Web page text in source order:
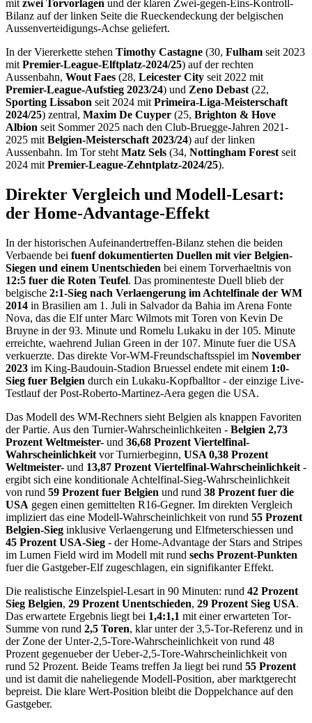
mit zwei Torvorlagen und der klaren Zwei-gegen-Eins-Kontroll-
Bilanz auf der linken Seite die Rueckendeckung der belgischen
Aussenverteidigungs-Achse geliefert.
In der Viererkette stehen Timothy Castagne (30, Fulham seit 2023
mit Premier-League-Elftplatz-2024/25) auf der rechten
Aussenbahn, Wout Faes (28, Leicester City seit 2022 mit
Premier-League-Aufstieg 2023/24) und Zeno Debast (22,
Sporting Lissabon seit 2024 mit Primeira-Liga-Meisterschaft
2024/25) zentral, Maxim De Cuyper (25, Brighton & Hove
Albion seit Sommer 2025 nach den Club-Bruegge-Jahren 2021-
2025 mit Belgien-Meisterschaft 2023/24) auf der linken
Aussenbahn. Im Tor steht Matz Sels (34, Nottingham Forest seit
2024 mit Premier-League-Zehntplatz-2024/25).
Direkter Vergleich und Modell-Lesart:
der Home-Advantage-Effekt
In der historischen Aufeinandertreffen-Bilanz stehen die beiden
Verbaende bei fuenf dokumentierten Duellen mit vier Belgien-
Siegen und einem Unentschieden bei einem Torverhaeltnis von
12:5 fuer die Roten Teufel. Das prominenteste Duell blieb der
belgische 2:1-Sieg nach Verlaengerung im Achtelfinale der WM
2014 in Brasilien am 1. Juli in Salvador da Bahia im Arena Fonte
Nova, das die Elf unter Marc Wilmots mit Toren von Kevin De
Bruyne in der 93. Minute und Romelu Lukaku in der 105. Minute
erreichte, waehrend Julian Green in der 107. Minute fuer die USA
verkuerzte. Das direkte Vor-WM-Freundschaftsspiel im November
2023 im King-Baudouin-Stadion Bruessel endete mit einem 1:0-
Sieg fuer Belgien durch ein Lukaku-Kopfballtor - der einzige Live-
Testlauf der Post-Roberto-Martinez-Aera gegen die USA.
Das Modell des WM-Rechners sieht Belgien als knappen Favoriten
der Partie. Aus den Turnier-Wahrscheinlichkeiten - Belgien 2,73
Prozent Weltmeister- und 36,68 Prozent Viertelfinal-
Wahrscheinlichkeit vor Turnierbeginn, USA 0,38 Prozent
Weltmeister- und 13,87 Prozent Viertelfinal-Wahrscheinlichkeit -
ergibt sich eine konditionale Achtelfinal-Sieg-Wahrscheinlichkeit
von rund 59 Prozent fuer Belgien und rund 38 Prozent fuer die
USA gegen einen gemittelten R16-Gegner. Im direkten Vergleich
impliziert das eine Modell-Wahrscheinlichkeit von rund 55 Prozent
Belgien-Sieg inklusive Verlaengerung und Elfmeterschiessen und
45 Prozent USA-Sieg - der Home-Advantage der Stars and Stripes
im Lumen Field wird im Modell mit rund sechs Prozent-Punkten
fuer die Gastgeber-Elf zugeschlagen, ein signifikanter Effekt.
Die realistische Einzelspiel-Lesart in 90 Minuten: rund 42 Prozent
Sieg Belgien, 29 Prozent Unentschieden, 29 Prozent Sieg USA.
Das erwartete Ergebnis liegt bei 1,4:1,1 mit einer erwarteten Tor-
Summe von rund 2,5 Toren, klar unter der 3,5-Tor-Referenz und in
der Zone der Unter-2,5-Tore-Wahrscheinlichkeit von rund 48
Prozent gegenueber der Ueber-2,5-Tore-Wahrscheinlichkeit von
rund 52 Prozent. Beide Teams treffen Ja liegt bei rund 55 Prozent
und ist damit die naheliegende Modell-Position, aber marktgerecht
bepreist. Die klare Wert-Position bleibt die Doppelchance auf den
Gastgeber.